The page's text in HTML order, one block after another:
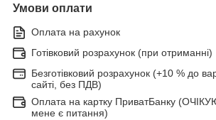
Умови оплати
Оплата на рахунок
Готівковий розрахунок (при отриманні)
Безготівковий розрахунок (+10 % до
сайті, без ПДВ)
Оплата на картку ПриватБанку
мене є питання)